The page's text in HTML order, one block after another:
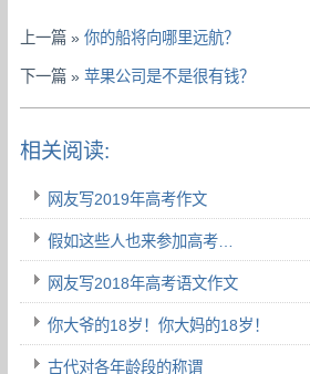
上一篇 »你的船将向哪里远航？
下一篇 »苹果公司是不是很有钱？
相关阅读:
网友写2019年高考作文
假如这些人也来参加高考…
网友写2018年高考语文作文
你大爷的18岁！你大妈的18岁！
古代对各年龄段的称谓